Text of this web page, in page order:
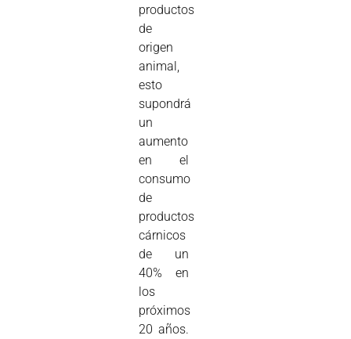
productos
de
origen
animal,
esto
supondrá
un
aumento
en el
consumo
de
productos
cárnicos
de un
40% en
los
próximos
20 años.